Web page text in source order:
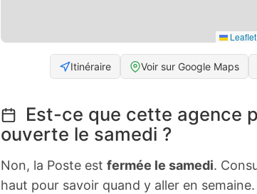
Leaflet
Itinéraire Voir sur Google Maps
Est-ce que cette agence
ouverte le samedi ?
Non, la Poste est fermée le samedi.
haut pour savoir quand y aller en semaine.